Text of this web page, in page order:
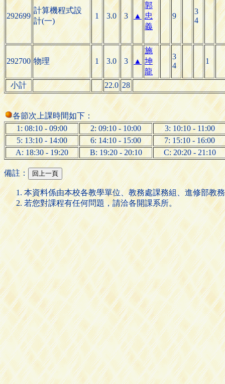
292699
計算機程式設
計(一)
1 3.0 3 ▲
郭
忠
義
9
3
4
292700 物理 1 3.0 3 ▲
施
坤
龍
3
4
1
小計 22.0 28
各節次上課時間如下：
1: 08:10 - 09:00
2: 09:10 - 10:00
3: 10:10 - 11:00
5: 13:10 - 14:00
6: 14:10 - 15:00
7: 15:10 - 16:00
A: 18:30 - 19:20
B: 19:20 - 20:10 C: 20:20 - 21:10
備註：
本資料係由本校各教學單位、教務處課務組、進修部教
若您對課程有任何問題，請洽各開課系所。